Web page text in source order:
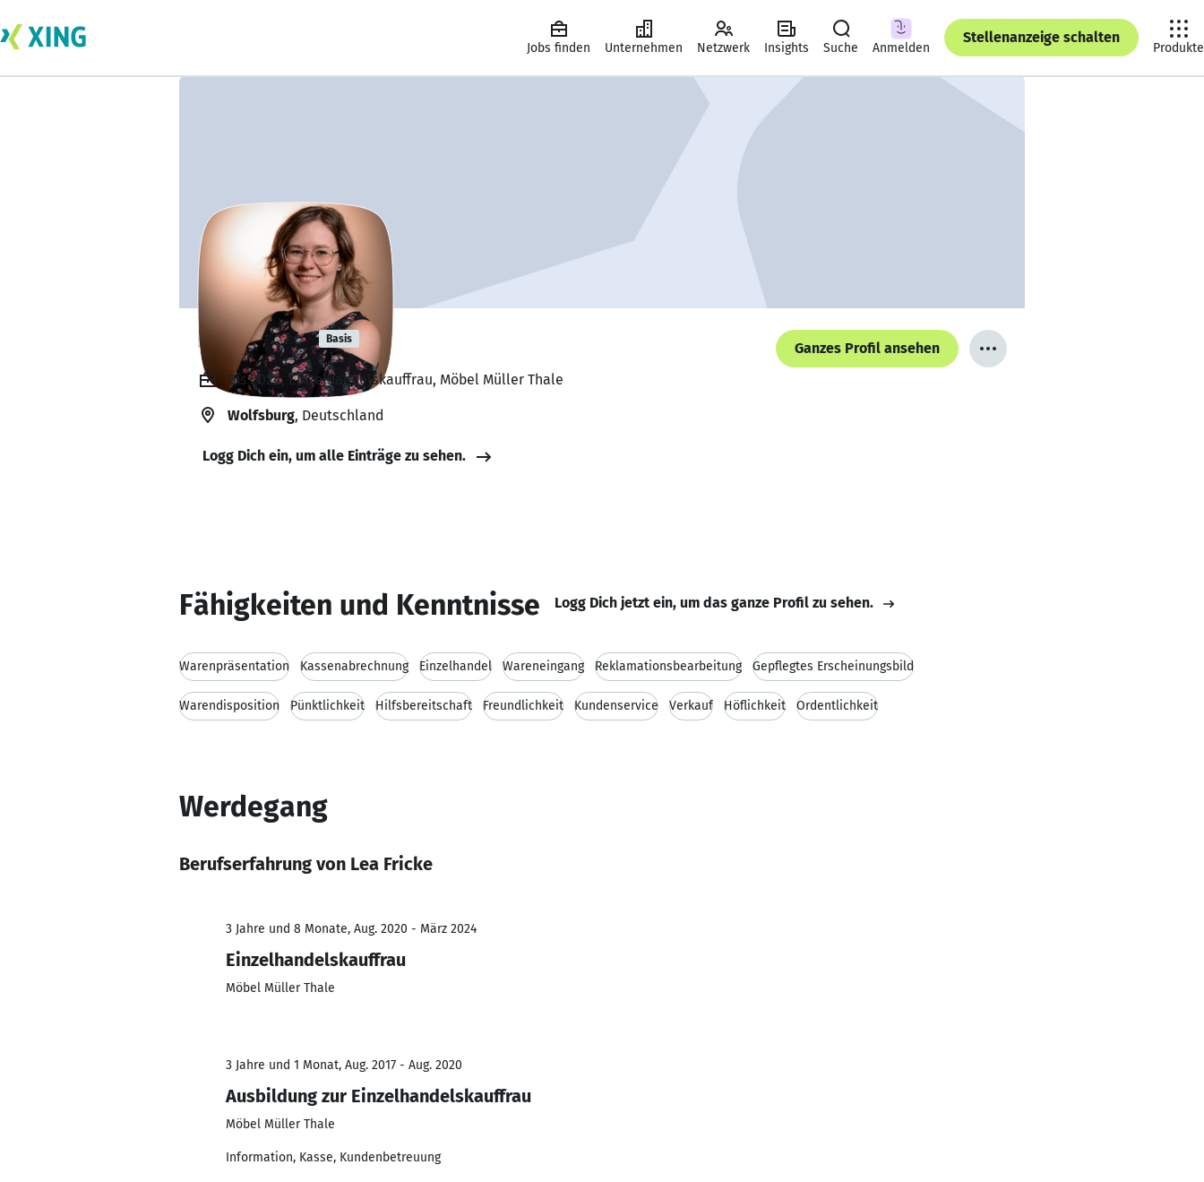
Jobs finden Unternehmen Netzwerk Insights Suche Anmelden
Stellenanzeige schalten
Produkte
Lea Fricke Basis
Ganzes Profil ansehen
Bis 2024, Einzelhandelskauffrau, Möbel Müller Thale
Wolfsburg, Deutschland
Logg Dich ein, um alle Einträge zu sehen.
Fähigkeiten und Kenntnisse Logg Dich jetzt ein, um das ganze Profil zu sehen.
Warenpräsentation Kassenabrechnung Einzelhandel Wareneingang Reklamationsbearbeitung Gepflegtes Erscheinungsbild
Warendisposition Pünktlichkeit Hilfsbereitschaft Freundlichkeit Kundenservice Verkauf Höflichkeit Ordentlichkeit
Werdegang
Berufserfahrung von Lea Fricke
3 Jahre und 8 Monate, Aug. 2020 - März 2024
Einzelhandelskauffrau
Möbel Müller Thale
3 Jahre und 1 Monat, Aug. 2017 - Aug. 2020
Ausbildung zur Einzelhandelskauffrau
Möbel Müller Thale
Information, Kasse, Kundenbetreuung